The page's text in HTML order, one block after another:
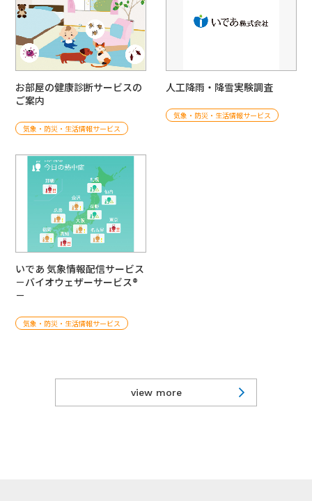
お部屋の健康診断サービスの
ご案内
気象・防災・生活情報サービス
人工降雨・降雪実験調査
気象・防災・生活情報サービス
いであ 気象情報配信サービス
－バイオウェザーサービス®
－
気象・防災・生活情報サービス
view more